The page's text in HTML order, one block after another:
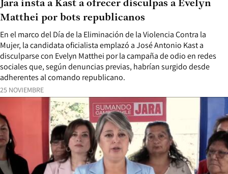
25 NOVIEMBRE
En el marco del Día de la Eliminación de la Violencia Contra la
Mujer, la candidata oficialista emplazó a José Antonio Kast a
disculparse con Evelyn Matthei por la campaña de odio en redes
sociales que, según denuncias previas, habrían surgido desde
adherentes al comando republicano.
Jara insta a Kast a ofrecer disculpas a Evelyn
Matthei por bots republicanos